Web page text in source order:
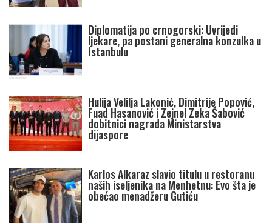
Diplomatija po crnogorski: Uvrijedi
ljekare, pa postani generalna konzulka u
Istanbulu
Hulija Velilja Lakonić, Dimitrije Popović,
Fuad Hasanović i Zejnel Zeka Šabović
dobitnici nagrada Ministarstva
dijaspore
Karlos Alkaraz slavio titulu u restoranu
naših iseljenika na Menhetnu: Evo šta je
obećao menadžeru Gutiću